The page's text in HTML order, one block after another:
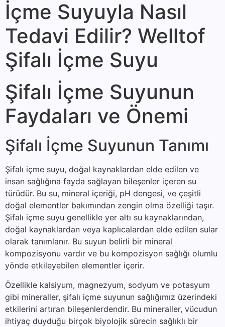
İçme Suyuyla Nasıl
Tedavi Edilir? Welltof
Şifalı İçme Suyu
Şifalı İçme Suyunun
Faydaları ve Önemi
Şifalı İçme Suyunun Tanımı
Şifalı içme suyu, doğal kaynaklardan elde edilen ve
insan sağlığına fayda sağlayan bileşenler içeren su
türüdür. Bu su, mineral içeriği, pH dengesi, ve çeşitli
doğal elementler bakımından zengin olma özelliği taşır.
Şifalı içme suyu genellikle yer altı su kaynaklarından,
doğal kaynaklardan veya kaplıcalardan elde edilen sular
olarak tanımlanır. Bu suyun belirli bir mineral
kompozisyonu vardır ve bu kompozisyon sağlığı olumlu
yönde etkileyebilen elementler içerir.
Özellikle kalsiyum, magnezyum, sodyum ve potasyum
gibi mineraller, şifalı içme suyunun sağlığımız üzerindeki
etkilerini artıran bileşenlerdendir. Bu mineraller, vücudun
ihtiyaç duyduğu birçok biyolojik sürecin sağlıklı bir